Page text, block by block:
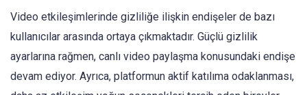
Video etkileşimlerinde gizliliğe ilişkin endişeler de bazı
kullanıcılar arasında ortaya çıkmaktadır. Güçlü gizlilik
ayarlarına rağmen, canlı video paylaşma konusundaki endişe
devam ediyor. Ayrıca, platformun aktif katılıma odaklanması,